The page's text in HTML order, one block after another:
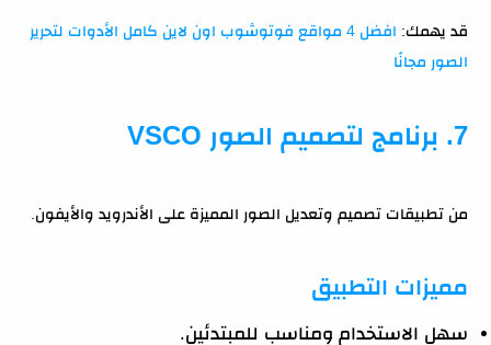
قد يهمك:
افضل 4 مواقع فوتوشوب اون لاين كامل الأدوات لتحرير
الصور مجانًا
7. برنامج لتصميم الصور VSCO
من تطبيقات تصميم وتعديل الصور المميزة على الأندرويد والأيفون.
مميزات التطبيق
سهل الاستخدام ومناسب للمبتدئين.